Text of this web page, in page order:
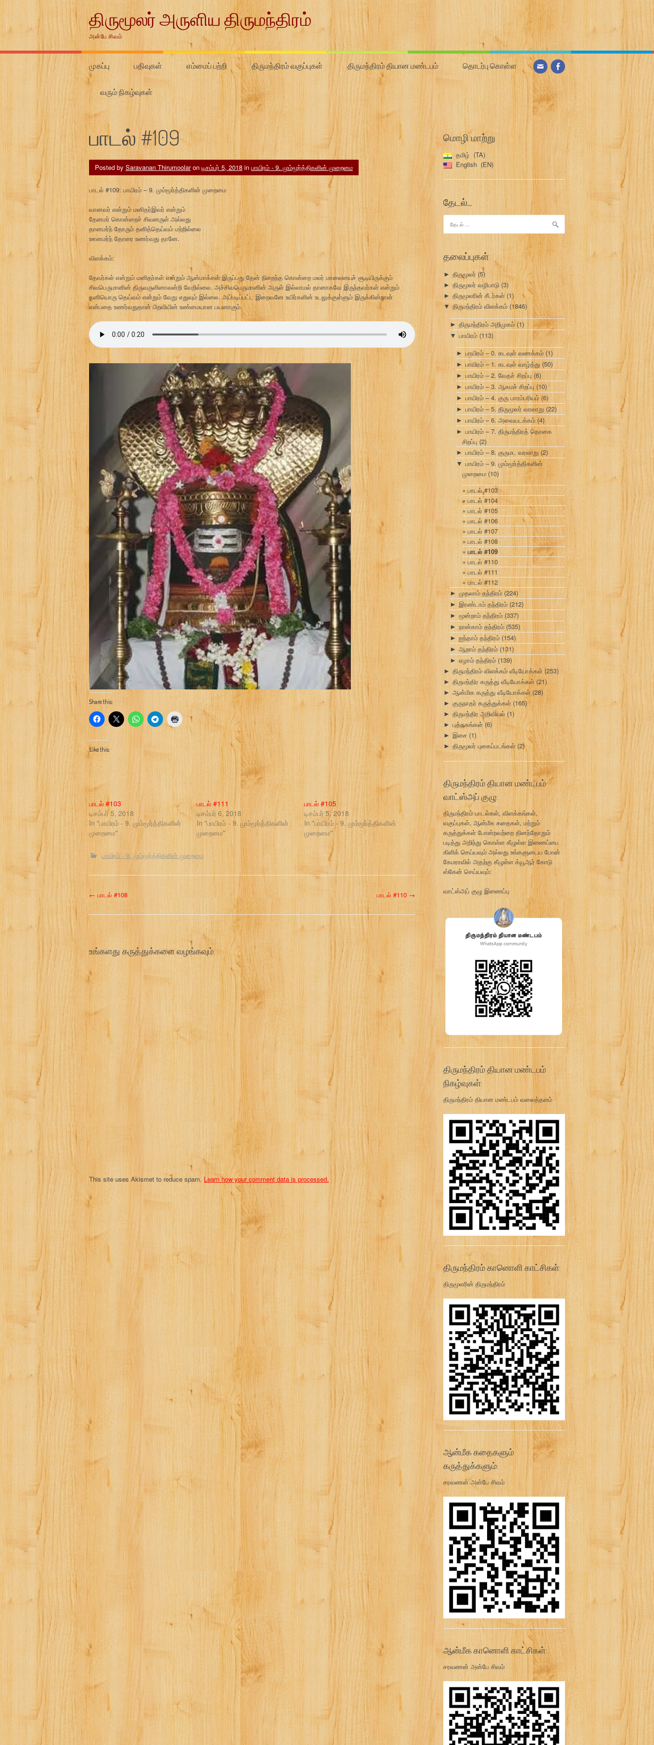
திருமூலர் அருளிய திருமந்திரம்
அன்பே சிவம்
முகப்பு பதிவுகள் எம்மைப் பற்றி திருமந்திரம் வகுப்புகள் திருமந்திரம் தியான மண்டபம் தொடர்பு கொள்ள
வரும் நிகழ்வுகள்
பாடல் #109
Posted by Saravanan Thirumoolaron டிசம்பர் 5, 2018 in பாயிரம் - 9. மும்மூர்த்திகளின் முறைமை
பாடல் #109: பாயிரம் – 9. மும்மூர்த்திகளின் முறைமை
வானவர் என்றும் மனிதர்இவர் என்றும்
தேனமர் கொன்றைச் சிவனருள் அல்லது
தானமர்ந் தோரும் தனித்தெய்வம் மற்றில்லை
ஊனமர்ந் தோரை உணர்வது தானே.
விளக்கம்:
தேவர்கள் என்றும் மனிதர்கள் என்றும் ஆன்மாக்கள் இருப்பது தேன் நிறைந்த கொன்றை மலர் மாலையைச் சூடியிருக்கும்
சிவபெருமானின் திருவருளினாலன்றி வேறில்லை. அச்சிவபெருமானின் அருள் இல்லாமல் தானாகவே இருந்தவர்கள் என்றும்
தனியொரு தெய்வம் என்றும் வேறு எதுவும் இல்லை. அப்படிப்பட்ட இறைவனே உயிர்களின் உடலுக்குள்ளும் இருக்கின்றான்
என்பதை உணர்வதுதான் பிறவியின் உண்மையான பயனாகும்.
Share this:
Like this:
பாடல் #103
டிசம்பர் 5, 2018
In "பாயிரம் - 9. மும்மூர்த்திகளின்
முறைமை"
பாடல் #111
டிசம்பர் 6, 2018
In "பாயிரம் - 9. மும்மூர்த்திகளின்
முறைமை"
பாடல் #105
டிசம்பர் 5, 2018
In "பாயிரம் - 9. மும்மூர்த்திகளின்
முறைமை"
பாயிரம் - 9. மும்மூர்த்திகளின் முறைமை
P
o
t
n
a
v
← பாடல் #108 பாடல் #110 →
உங்களது கருத்துக்களை வழங்கவும்
This site uses Akismet to reduce spam. Learn how your comment data is processed.
மொழி மாற்று
தமிழ்
TA
English
EN
தேடல்…
தேடு:
தலைப்புகள்
► திருமூலர் (5)
► திருமூலர் வழிபாடு (3)
► திருமூலரின் சீடர்கள் (1)
▼ திருமந்திரம் விளக்கம் (1846)
► திருமந்திரம் அறிமுகம் (1)
▼ பாயிரம் (113)
► பாயிரம் – 0. கடவுள் வணக்கம் (1)
► பாயிரம் – 1. கடவுள் வாழ்த்து (50)
► பாயிரம் – 2. வேதச் சிறப்பு (6)
► பாயிரம் – 3. ஆகமச் சிறப்பு (10)
► பாயிரம் – 4. குரு பாரம்பரியம் (6)
► பாயிரம் – 5. திருமூலர் வரலாறு (22)
► பாயிரம் – 6. அவையடக்கம் (4)
► பாயிரம் – 7. திருமந்திரத் தொகை
சிறப்பு (2)
► பாயிரம் – 8. குருமட வரலாறு(2)
▼ பாயிரம் – 9. மும்மூர்த்திகளின்
முறைமை (10)
பாடல் #103
பாடல் #104
பாடல் #105
பாடல் #106
பாடல் #107
பாடல் #108
பாடல் #109
பாடல் #110
பாடல் #111
பாடல் #112
► முதலாம் தந்திரம் (224)
► இரண்டாம் தந்திரம் (212)
► மூன்றாம் தந்திரம் (337)
► நான்காம் தந்திரம் (535)
► ஐந்தாம் தந்திரம் (154)
► ஆறாம் தந்திரம் (131)
► ஏழாம் தந்திரம் (139)
► திருமந்திரம் விளக்கம் வீடியோக்கள் (253)
► திருமந்திர கருத்து வீடியோக்கள் (21)
► ஆன்மிக கருத்து வீடியோக்கள் (28)
► குருநாதர் கருத்துக்கள் (165)
► திருமந்திர அறிவியல் (1)
► புத்தகங்கள்(6)
► இசை (1)
► திருமூலர் புகைப்படங்கள் (2)
திருமந்திரம் தியான மண்டபம்
வாட்ஸ்அப் குழு:
திருமந்திரம் பாடல்கள், விளக்கங்கள்,
வகுப்புகள், ஆன்மீக கதைகள், மற்றும்
கருத்துக்கள் போன்றவற்றை தினந்தோறும்
படித்து அறிந்து கொள்ள கீழுள்ள இணைப்பை
கிளிக் செய்யவும் அல்லது உங்களுடைய போன்
கேமராவில் அதற்கு கீழுள்ள க்யூஆர் கோடு
ஸ்கேன் செய்யவும்:
வாட்ஸ்அப் குழு இணைப்பு
திருமந்திரம் தியான மண்டபம்
நிகழ்வுகள்:
திருமந்திரம் தியான மண்டபம் வலைத்தளம்
திருமந்திரம் கானொளி காட்சிகள்:
திருமூலரின் திருமந்திரம்
ஆன்மீக கதைகளும்
கருத்துக்களும்:
சரவணன் அன்பே சிவம்
ஆன்மீக கானொளி காட்சிகள்:
சரவணன் அன்பே சிவம்